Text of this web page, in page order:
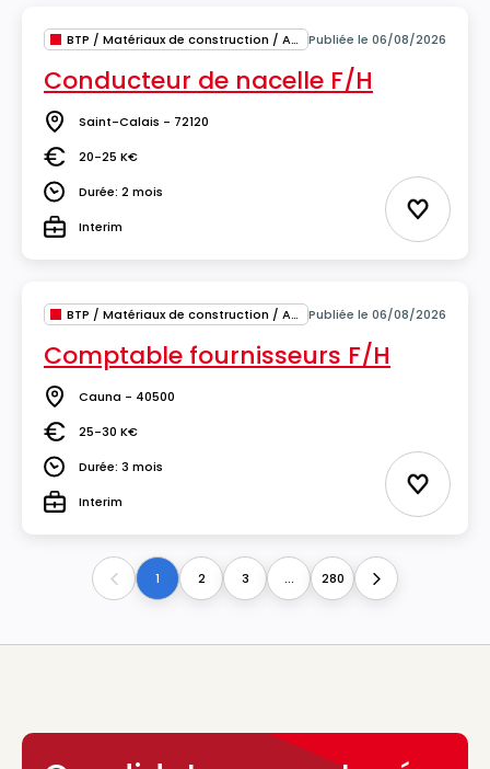
BTP / Matériaux de construction / Architecture Publiée le 06/08/2026
Conducteur de nacelle F/H
Lieu Saint-Calais - 72120
Salaire20-25 K€
DuréeDurée: 2 mois
TypeInterim Ajouter
BTP / Matériaux de construction / Architecture Publiée le 06/08/2026
Comptable fournisseurs F/H
Lieu Cauna - 40500
Salaire25-30 K€
DuréeDurée: 3 mois
TypeInterim Ajouter
Previous1 2 3 ... 280 Next